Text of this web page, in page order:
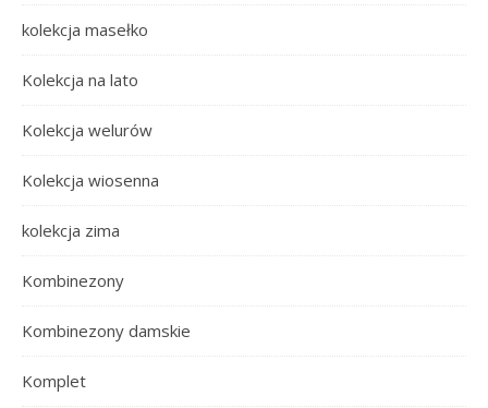
kolekcja masełko
Kolekcja na lato
Kolekcja welurów
Kolekcja wiosenna
kolekcja zima
Kombinezony
Kombinezony damskie
Komplet